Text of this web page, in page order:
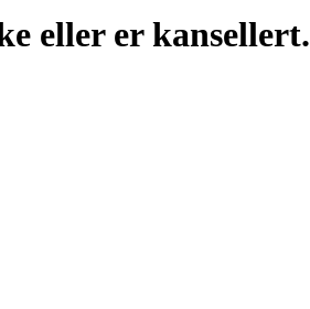
eller er kansellert.